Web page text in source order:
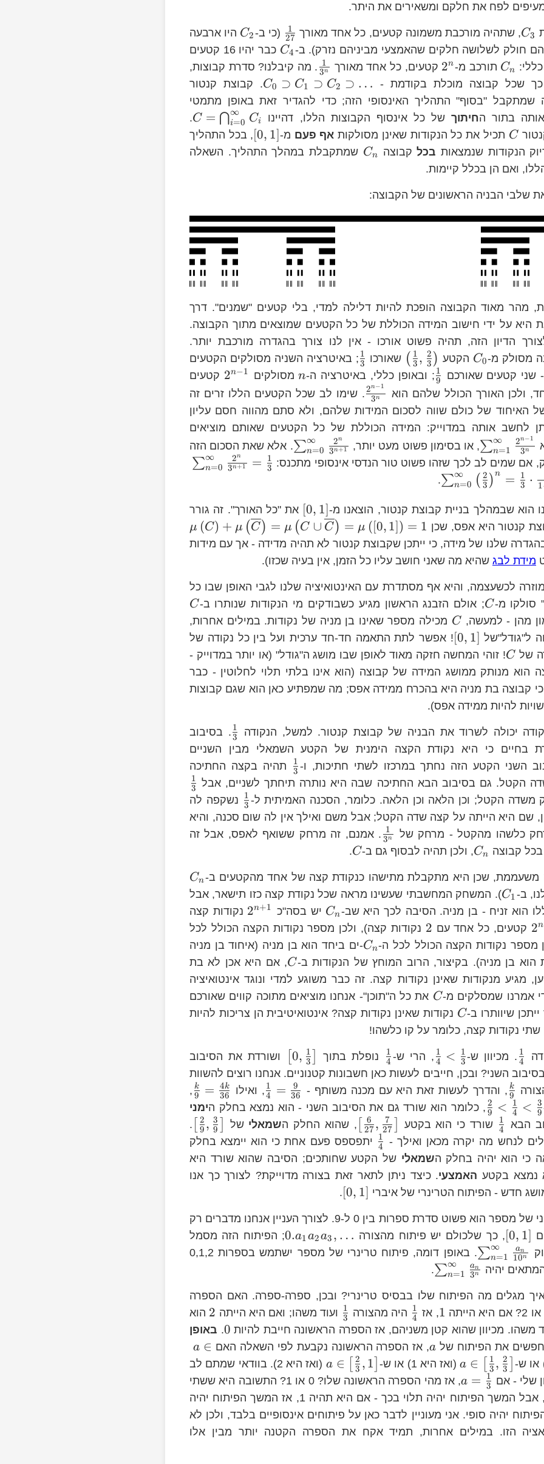
מעיפים לפח את חלקם ומשאירים את היתר.
C_{3} C3 , שתהיה מורכבת משמונה קטעים, כל אחד מאורך 27
1 (כי ב- C2
היו ארבעה
חולק לשלושה חלקים שהאמצעי מביניהם נזרק). ב- C4
כבר יהיו 16 קטעים
\frac{1}
{81}
C_{n} Cn תורכב מ- 2^{n} 2n קטעים, כל אחד מאורך
\frac{1}
{3^{n}}
3n
1 . מה קיבלנו? סדרת קבוצות,
כך שכל קבוצה מוכלת בקודמת - C0 ⊃ C1 ⊃ C2 ⊃ …
. קבוצת קנטור
"בסוף" התהליך האינסופי הזה; כדי להגדיר זאת באופן מתמטי
אותה בתור החיתוך של כל אינסוף הקבוצות הללו, דהיינו C = ⋂i=0
∞
Ci
.
C C תכיל את כל הנקודות שאינן מסולקות אף פעם מ- [0, 1]
, בכל התהליך
הנקודות שנמצאות בכלקבוצה C_{n}
Cn
שמתקבלת במהלך התהליך. השאלה
ואם הן בכלל קיימות.
שלבי הבניה הראשונים של הקבוצה:
מהר מאוד הקבוצה הופכת להיות דלילה למדי, בלי קטעים "שמנים". דרך
היא על ידי חישוב המידה הכוללת של כל הקטעים שמוצאים מתוך הקבוצה.
הדיון הזה, תהיה פשוט אורכו - אין לנו צורך בהגדרה מורכבת יותר.
מסולק מ-
C_{0} C0 הקטע
\left(\frac{1}
{3},\frac{2}
{3}\right)
( 3
1 , 3
2 ) שאורכו
\frac{1}
{3}
3
1 ; באיטרציה השניה מסולקים הקטעים
\left(\frac{7}
{9},\frac{8}
{9}\right)
- שני קטעים שאורכם
\frac{1}
{9}
9
1 ; ובאופן כללי, באיטרציה ה- n
nמסולקים 2n−1
קטעים
\frac{1}
{3^{n}}
ולכן האורך הכולל שלהם הוא
\frac{2^{n-
1}}
{3^{n}}
3n
2n−1
. שימו לב שכל הקטעים הללו זרים זה
האיחוד של כולם שווה לסכום המידות שלהם, ולא סתם מהווה חסם עליון
לחשב אותה במדוייק: המידה הכוללת של כל הקטעים שאותם מוציאים
\sum_{n=1}^{\infty}\frac{2^{n-
1}}{3^{n}}
∑n=1
∞
3n
2n−1
, או בסימון פשוט מעט יותר, ∑n=0
∞
3n+1
2n
. אלא שאת הסכום הזה
אם שמים לב לכך שזהו פשוט טור הנדסי אינסופי מתכנס:
∑n=0
∞
3n+1
2n = 3
1
∑n=0
∞ ( 3
2 ) n = 3
1 ⋅ 1
.
הוא שבמהלך בניית קבוצת קנטור, הוצאנו מ- [0, 1]
את "כל האורך". זה גורר
קנטור היא אפס, שכן
μ (C) + μ ( C) = μ ( C ∪ C) = μ ([0, 1]) = 1
שלנו של מידה, כי ייתכן שקבוצת קנטור לא תהיה מדידה - אך עם מידות
מידת לבג שהיא מה שאני חושב עליו כל הזמן, אין בעיה שכזו).
לכשעצמה, והיא אף מסתדרת עם האינטואיציה שלנו לגבי האופן שבו כל
סולקו מ-
C C; אולם הזבנג הראשון מגיע כשבודקים מי הנקודות שנותרו ב-C
מהן - למעשה,
C C מכילה מספר שאינו בן מניה של נקודות. במילים אחרות,
C ל"גודל"של \left[0,1\right] [0, 1] ! אפשר לתת התאמה חד-חד ערכית ועל בין כל נקודה של
של C C! זוהי המחשה חזקה מאוד לאופן שבו מושג ה"גודל" (או יותר במדוייק -
הוא מנותק ממושג המידה של קבוצה (הוא אינו בלתי תלוי לחלוטין - כבר
קבוצה בת מניה היא בהכרח ממידה אפס; מה שמפתיע כאן הוא שגם קבוצות
להיות ממידה אפס).
יכולה לשרוד את הבניה של קבוצת קנטור. למשל, הנקודה 3
1 . בסיבוב
בחיים כי היא נקודת הקצה הימנית של הקטע השמאלי מבין השניים
השני הקטע הזה נחתך במרכזו לשתי חתיכות, ו-
{3}
3
1
תהיה בקצה החתיכה
הקטל. גם בסיבוב הבא החתיכה שבה היא נותרה תיחתך לשניים, אבל 3
1
משדה הקטל; וכן הלאה וכן הלאה. כלומר, הסכנה האמיתית ל- 3
1
נשקפה לה
שם היא הייתה על קצה שדה הקטל; אבל משם ואילך אין לה שום סכנה, והיא
כלשהו מהקטל - מרחק של
\frac{1}
{3^{n}}
3n
1 . אמנם, זה מרחק ששואף לאפס, אבל זה
קבוצה C_{n} Cn , ולכן תהיה לבסוף גם ב-
C
C
.
\frac{1}
{3}
משעממת, שכן היא מתקבלת מתישהו כנקודת קצה של אחד מהקטעים ב- Cn
ב- C_{1} C1
). המשחק המחשבתי שעשינו מראה שכל נקודת קצה כזו תישאר, אבל
הוא זניח - בן מניה. הסיבה לכך היא שב-
C_{n}
Cn יש בסה"כ 2n+1
נקודות קצה
C_{n}2^{n} 2n קטעים, כל אחד עם 2 2 נקודות קצה), ולכן מספר נקודות הקצה הכולל לכל
מספר נקודות הקצה הכולל לכל ה-
C_{n}
Cn
-ים ביחד הוא בן מניה (איחוד בן מניה
הוא בן מניה). בקיצור, הרוב המוחץ של הנקודות ב-
C
C, אם היא אכן לא בת
מגיע מנקודות שאינן נקודות קצה. זה כבר משוגע למדי ונוגד אינטואיציה
אמרנו שמסלקים מ-
C C את כל ה"תוכן"- אנחנו מוציאים מתוכה קווים שאורכם
C C נקודות שאינן נקודות קצה? אינטואיטיבית הן צריכות להיות
נקודות קצה, כלומר על קו כלשהו!
\frac{1}
{4}
4
1 . מכיוון ש-
\frac{1}
{4}
<\frac{1}
{3}
4
1 < 3
1 , הרי ש-\frac{1}
{4}
4
1 נופלת בתוך 0, 3
1
ושורדת את הסיבוב
השני? ובכן, חייבים לעשות כאן חשבונות קטנוניים. אנחנו רוצים להשוות
\frac{1}
{4}
\frac{k}
{9}
9
k , והדרך לעשות זאת היא עם מכנה משותף - 4
1 = 36
9 , ואילו 9
k = 36
4k
,
\frac{2}
{9}
<\frac{1}
{4}
<\frac{3}
{9}
9
2 < 4
1 < 9
3 , כלומר הוא שורד גם את הסיבוב השני - הוא נמצא בחלק הימני
\left[0,\frac{1}
{3}\right]
הבא
\frac{1}
{4}
4
1 שורד כי הוא בקטע\left[\frac{6}
{27},\frac{7}
{27}\right]
27
6 , 27
7 , שהוא החלק השמאלי של 9
2 , 9
3
.
לנחש מה יקרה מכאן ואילך -
\frac{1}
{4}
4
1
יתפספס פעם אחת כי הוא יימצא בחלק
כי הוא יהיה בחלק השמאלי של הקטע שחותכים; הסיבה שהוא שורד היא
נמצא בקטע האמצעי. כיצד ניתן לתאר זאת בצורה מדוייקת? לצורך כך אנו
חדש - הפיתוח הטרינרי של איברי
[0, 1]
.
, פיתוח עשרוני של מספר הוא פשוט סדרת ספרות בין 0 ל-9. לצורך העניין אנחנו מדברים רק
\left[0,1\right] [0, 1] , כך שלכולם יש פיתוח מהצורה 0.a1a2a3 , …
; הפיתוח הזה מסמל
\sum_{n=1}^{\infty}\frac{a_{n}}
∑n=1
∞
10n
an
. באופן דומה, פיתוח טרינרי של מספר ישתמש בספרות 0,1,2
יהיה
∑n=1
∞
3n
an
.
\frac{1}
{4}
מגלים מה הפיתוח שלו בבסיס טרינרי? ובכן, ספרה-ספרה. האם הספרה
1 1, אז
\frac{1}
{4}
4
1 היה מהצורה
\frac{1}
{3}
3
1 ועוד משהו; ואם היא הייתה 2 הוא
\frac{2}
{3}
משהו. מכיוון שהוא קטן משניהם, אז הספרה הראשונה חייבת להיות 0
. באופן
את הפיתוח של a a, אז הספרה הראשונה נקבעת לפי השאלה האם a ∈
a\in\left[\frac{1}
{3},\frac{2}
{3}\right]
a ∈ 3
1 , 3
2 ] (ואז היא 1) או ש- a ∈ 3
2 , 1 ]
(ואז היא 2). בוודאי שמתם לב
שלי - אם
a=\frac{1}
{3}
a = 3
1
, אז מהי הספרה הראשונה שלו? 0 או 1? התשובה היא ששתי
הספרות אפשריות, אבל המשך הפיתוח יהיה תלוי בכך - אם היא תהיה 1, אז המשך הפיתוח יהיה
יהיה סופי. אני מעוניין לדבר כאן על פיתוחים אינסופיים בלבד, ולכן לא
הזו. במילים אחרות, תמיד אקח את הספרה הקטנה יותר מבין אלו